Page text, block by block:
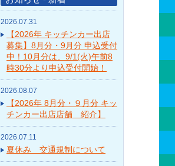
2026.07.31
【2026年 キッチンカー出店
募集】8月分・9月分 申込受付
中！10月分は、9/1(火)午前8
時30分より申込受付開始！
2026.08.07
【2026年 8月分・９月分 キッ
チンカー出店店舗 紹介】
2026.07.11
夏休み 交通規制について